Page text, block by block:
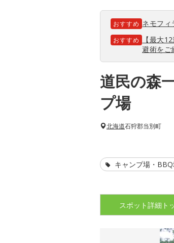
おすすめ ネモフィ
おすすめ
【最大
避術をご
道民の森
プ場
北海道石狩郡当別町
キャンプ場・
スポット詳細 ト